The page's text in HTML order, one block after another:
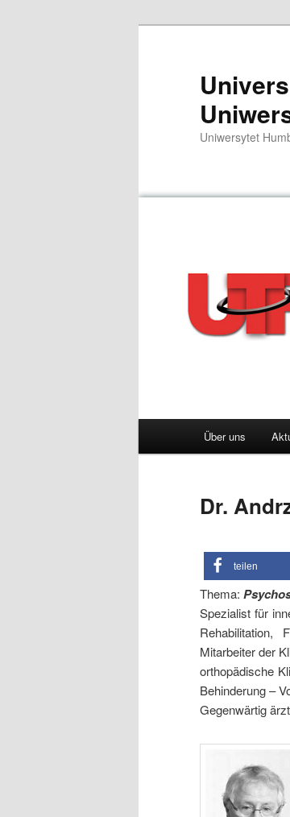
Uniwersytet
Über uns
Dr.
teilen
Thema:
Spezialist für
Rehabilitation,
Mitarbeiter der
orthopädische
Behinderung –
Gegenwärtig